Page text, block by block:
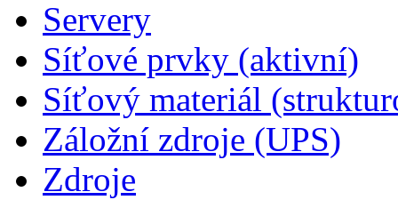
Servery
Síťové prvky (aktivní)
Síťový materiál
Záložní zdroje (UPS)
Zdroje